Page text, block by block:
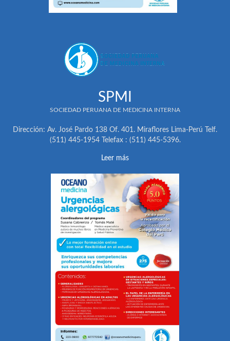
SPMI
SOCIEDAD PERUANA DE MEDICINA INTERNA
Dirección: Av. José Pardo 138 Of. 401. Miraflores Lima-Perú Telf.
(511) 445-1954 Telefax : (511) 445-5396.
Leer más